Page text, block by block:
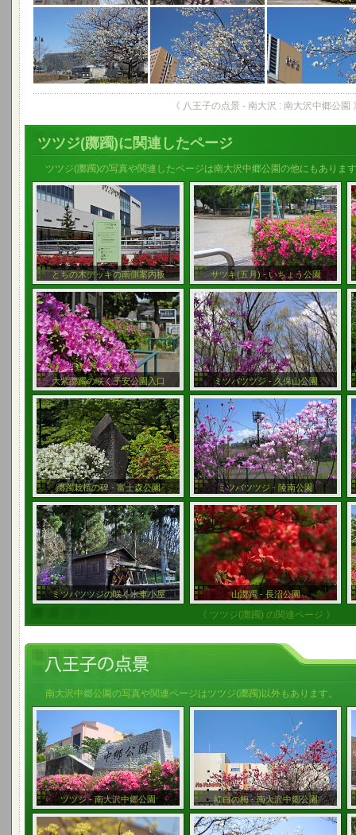
《 八王子の点景 - 南大沢 : 南大沢中郷公園
ツツジ(躑躅)に関連したページ
ツツジ(躑躅)の写真や関連したページは南大沢中郷公園の他にもありま
とちの木デッキの南側案内板 サツキ(五月) - いちょう公園
大紫躑躅の咲く子安公園入口 ミツバツツジ - 久保山公園
躑躅栽植の碑 - 富士森公園 ミツバツツジ - 陵南公園
ミツバツツジの咲く水車小屋 山躑躅 - 長沼公園
《 ツツジ(躑躅) の関連ページ 》
南大沢中郷公園の写真や関連ページはツツジ(躑躅)以外もあります。
ツツジ - 南大沢中郷公園 紅白の梅 - 南大沢中郷公園